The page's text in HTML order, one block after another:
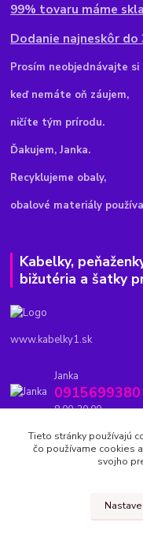
99% tovaru máme
Dodanie najneskôr do
Prosím neobjednávajte si
keď nemáte oň záujem,
ničíte tým prírodu.
Ďakujem, Janka.
Recyklujeme obaly,
obalové materiály
Kabelky,
bižutéria a šatky
www.kabelky1.sk
Janka
0915699380
8.00-20.00
kabelky1.sk@gmail.com
Tieto stránky používajú
čo používame cookies
svojho